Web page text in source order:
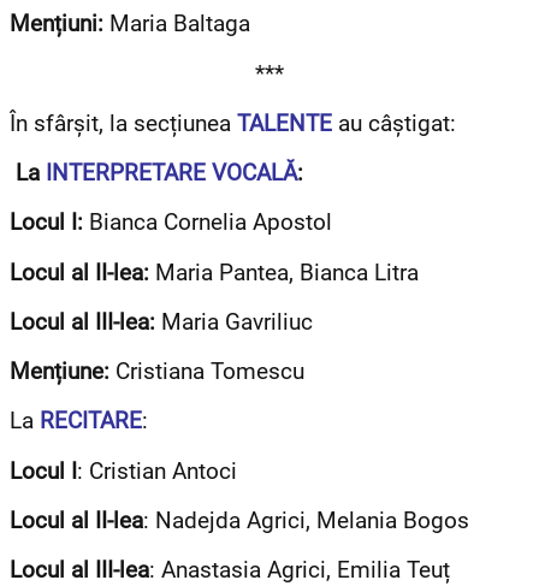
Mențiuni: Maria Baltaga
***
În sfârșit, la secțiunea TALENTE au câștigat:
La
INTERPRETARE VOCALĂ:
Locul I: Bianca Cornelia Apostol
Locul al II-lea: Maria Pantea, Bianca Litra
Locul al III-lea: Maria Gavriliuc
Mențiune: Cristiana Tomescu
La RECITARE:
Locul I: Cristian Antoci
Locul al II-lea: Nadejda Agrici, Melania Bogos
Locul al III-lea: Anastasia Agrici, Emilia Teuț